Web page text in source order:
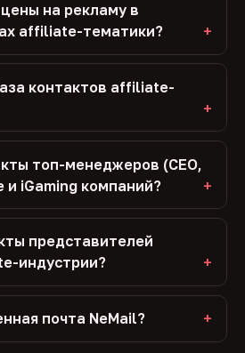
на рекламу в
affiliate-тематики?
контактов affiliate-
топ-менеджеров (CEO,
iGaming компаний?
представителей
индустрии?
почта NeMail?